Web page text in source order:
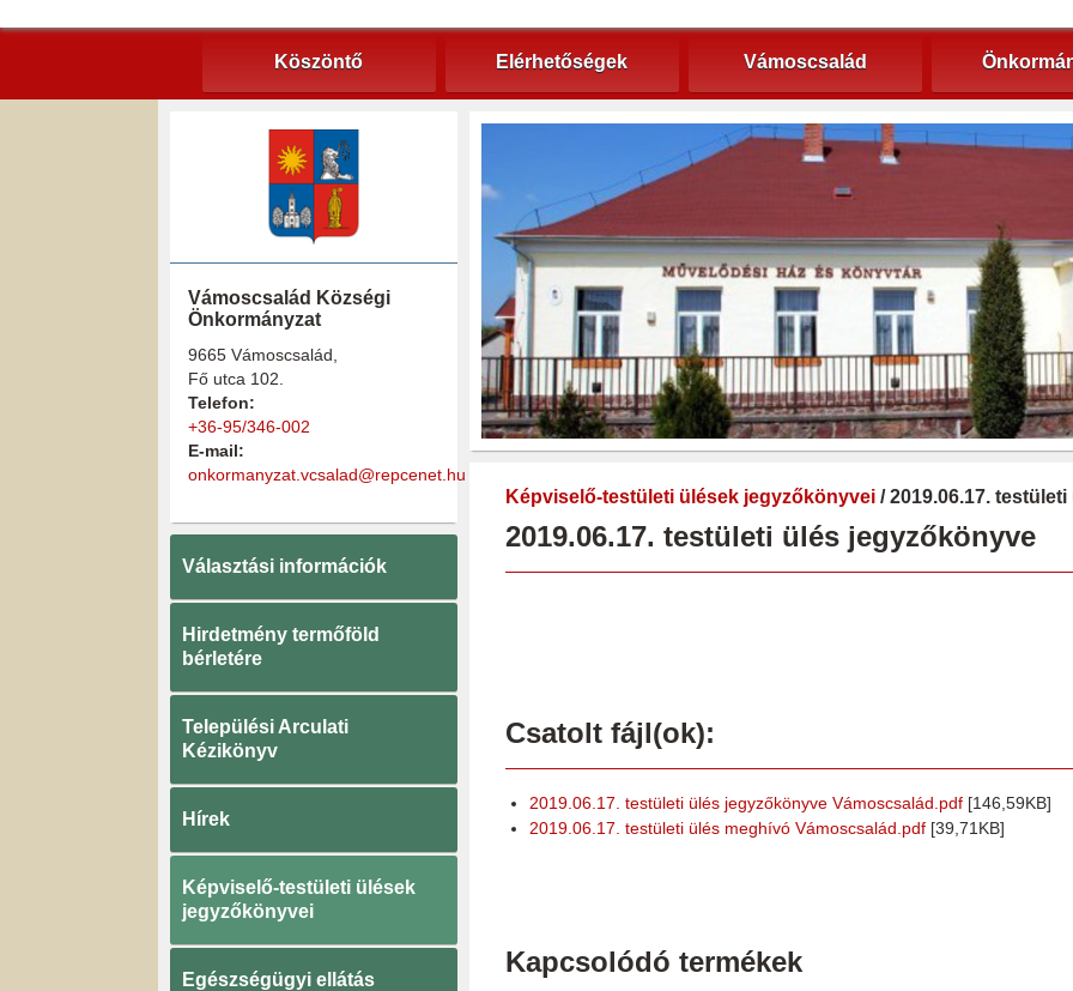
Köszöntő Elérhetőségek Vámoscsalád
Vámoscsalád Községi
Önkormányzat
9665 Vámoscsalád,
Fő utca 102.
Telefon:
+36-95/346-002
E-mail:
onkormanyzat.vcsalad@repcenet.hu
Választási információk
Hirdetmény termőföld
bérletére
Települési Arculati
Kézikönyv
Hírek
Képviselő-testületi ülések
jegyzőkönyvei
Egészségügyi ellátás
Képviselő-testületi ülések jegyzőkönyvei / 2019.06.17.
2019.06.17. testületi ülés jegyzőkönyve
Csatolt fájl(ok):
2019.06.17. testületi ülés jegyzőkönyve Vámoscsalád.pdf [146,59KB]
2019.06.17. testületi ülés meghívó Vámoscsalád.pdf [39,71KB]
Kapcsolódó termékek